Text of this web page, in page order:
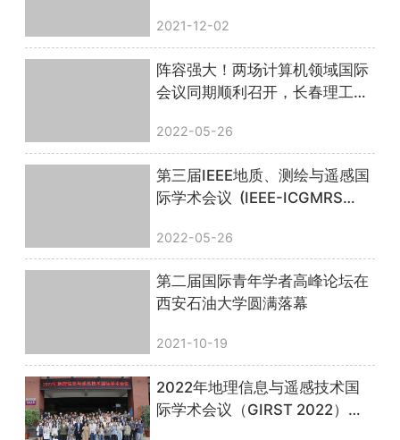
2021-12-02
阵容强大！两场计算机领域国际
会议同期顺利召开，长春理工大
港联合主办
2022-05-26
第三届IEEE地质、测绘与遥感国
际学术会议 (IEEE-ICGMRS
2022-05-26
第二届国际青年学者高峰论坛在
西安石油大学圆满落幕
2021-10-19
2022年地理信息与遥感技术国
际学术会议（GIRST 2022）顺